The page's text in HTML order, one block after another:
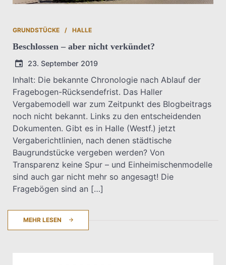
GRUNDSTÜCKE HALLE
Beschlossen – aber nicht verkündet?
T.Dreier
23. September 2019
Inhalt: Die bekannte Chronologie nach Ablauf der
Fragebogen-Rücksendefrist. Das Haller
Vergabemodell war zum Zeitpunkt des Blogbeitrags
noch nicht bekannt. Links zu den entscheidenden
Dokumenten. Gibt es in Halle (Westf.) jetzt
Vergaberichtlinien, nach denen städtische
Baugrundstücke vergeben werden? Von
Transparenz keine Spur – und Einheimischenmodelle
sind auch gar nicht mehr so angesagt! Die
Fragebögen sind an […]
MEHR LESEN